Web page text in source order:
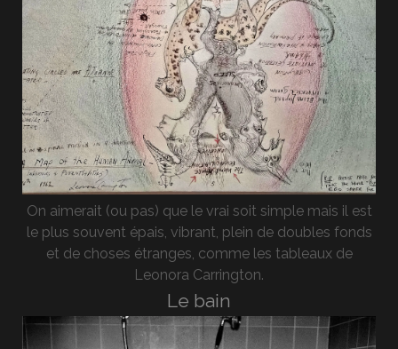
On aimerait (ou pas) que le vrai soit simple mais il est
le plus souvent épais, vibrant, plein de doubles fonds
et de choses étranges, comme les tableaux de
Leonora Carrington.
Le bain